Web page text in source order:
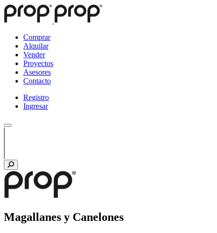
Comprar
Alquilar
Vender
Proyectos
Asesores
Contacto
Registro
Ingresar
Magallanes y Canelones